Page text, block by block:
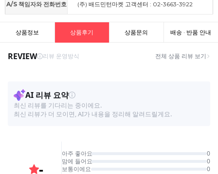
A/S 책임자와 전화번호 (주) 배드민턴마켓 고객센터 : 02-3663-3922
상품정보 상품후기 상품문의 배송 · 반품 안내